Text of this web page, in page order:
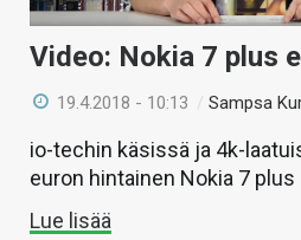
Video: Nokia 7 plus
19.4.2018 - 10:13 /Sampsa
io-techin käsissä ja 4k-
euron hintainen Nokia 7 plus
Lue lisää